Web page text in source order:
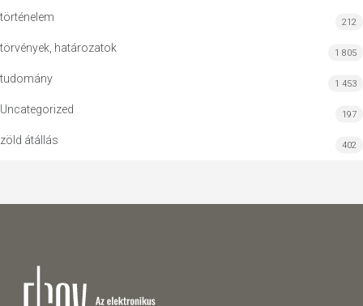
történelem 212
törvények, határozatok 1 805
tudomány 1 453
Uncategorized 197
zöld átállás 402